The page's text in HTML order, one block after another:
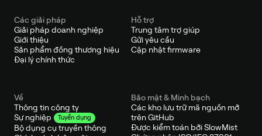
Các giải pháp
Giải pháp doanh nghiệp
Giới thiệu
Sản phẩm đồng thương hiệu
Đại lý chính thức
Hỗ trợ
Trung tâm trợ giúp
Gửi yêu cầu
Cập nhật firmware
Về
Thông tin công ty
Sự nghiệp
Tuyển dụng
Bộ dụng cụ truyền thông
Bảo mật & Minh bạch
Các kho lưu trữ mã nguồn mở
trên GitHub
Được kiểm toán bởi SlowMist